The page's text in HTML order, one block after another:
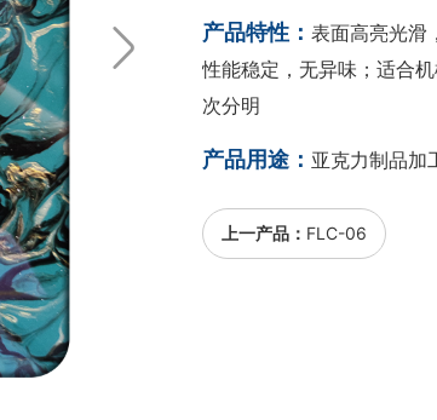
产品特性： 表面高亮光滑
性能稳定，无异味；适合
次分明
产品用途： 亚克力制品加
上一产品： FLC-06